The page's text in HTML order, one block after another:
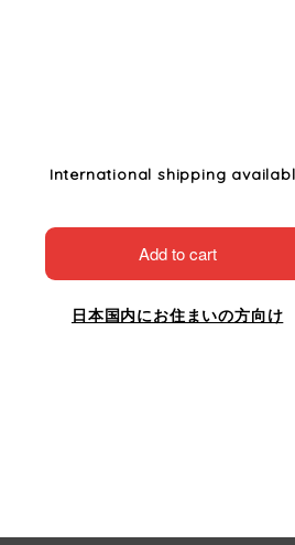
International shipping
Add to cart
日本国内にお住まいの方向け